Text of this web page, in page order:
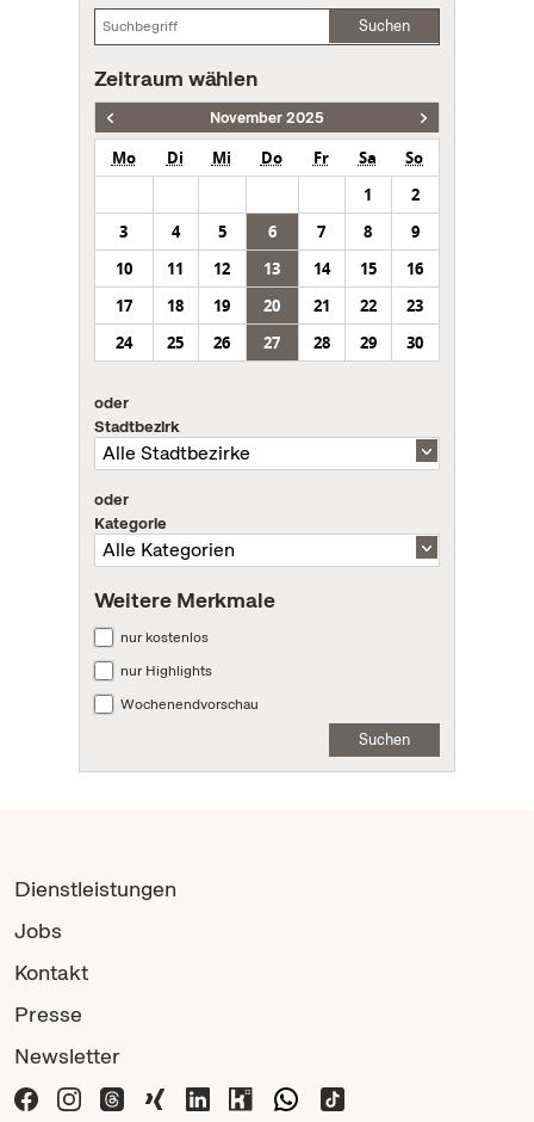
Suchen
Zeitraum wählen
November 2025
Mo Di Mi Do Fr Sa
So
1
2
3
4 5 6 7 8
9
10
11 12 13 14 15
16
17
18 19 20 21 22
23
24
25 26 27 28 29 30
oder
Stadtbezirk
oder
Kategorie
Weitere Merkmale
nur kostenlos
nur Highlights
Wochenendvorschau
Suchen
Dienstleistungen
Jobs
Kontakt
Presse
Newsletter